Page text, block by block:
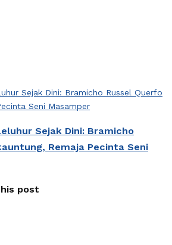
Sejak Dini: Bramicho
Remaja Pecinta Seni
post